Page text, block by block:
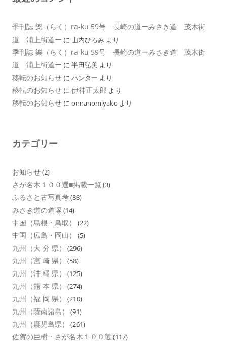
季刊誌 樂（らく）ra-ku 59号 長崎の道ーみさき道 茂木街
道 浦上街道ー に 山内ひろみ より
季刊誌 樂（らく）ra-ku 59号 長崎の道ーみさき道 茂木街
道 浦上街道ー に 半田弘美 より
移転のお知らせ に ハンター より
移転のお知らせ に 伊神正太郎 より
移転のお知らせ に onnanomiyako より
カテゴリー
お知らせ(2)
さが名木１００選■掲載一覧 (3)
ふるさと古写真考(88)
みさき道の道塚 (14)
中国（島根・鳥取） (22)
中国（広島・岡山） (5)
九州（大 分 県） (296)
九州（宮 崎 県） (58)
九州（沖 縄 県） (125)
九州（熊 本 県） (274)
九州（福 岡 県） (210)
九州（薩南諸島） (91)
九州（鹿児島県） (261)
佐賀の巨樹・さが名木１００選 (117)